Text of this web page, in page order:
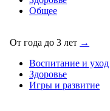
Общее
От года до 3 лет →
Воспитание и уход
Здоровье
Игры и развитие